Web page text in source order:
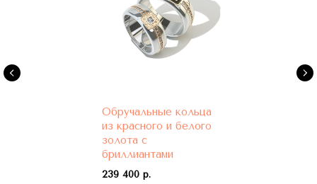
Обручальные кольца
из красного и белого
золота с
бриллиантами
239 400 р.